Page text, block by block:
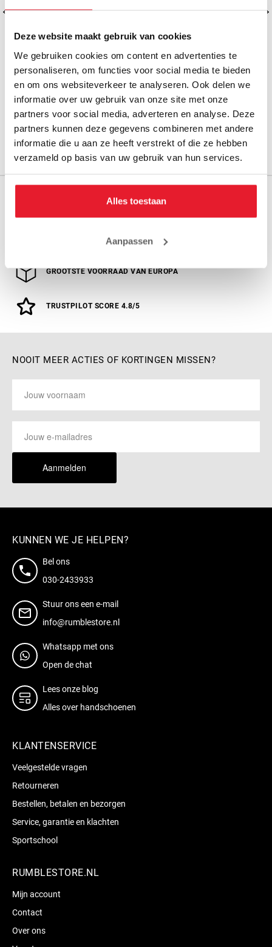
Deze website maakt gebruik van cookies
We gebruiken cookies om content en advertenties te
personaliseren, om functies voor social media te bieden
en om ons websiteverkeer te analyseren. Ook delen we
informatie over uw gebruik van onze site met onze
partners voor social media, adverteren en analyse. Deze
partners kunnen deze gegevens combineren met andere
informatie die u aan ze heeft verstrekt of die ze hebben
verzameld op basis van uw gebruik van hun services.
Alles toestaan
Aanpassen
Rumble Bitje Rood
€5.50 €4.95
GRATIS VERZENDING VANAF € 100,-
GRATIS CADEAU’S BIJ BESTELLINGEN VANAF €150
GROOTSTE VOORRAAD VAN EUROPA
TRUSTPILOT SCORE 4.8/5
NOOIT MEER ACTIES OF KORTINGEN MISSEN?
Aanmelden
KUNNEN WE JE HELPEN?
Bel ons
030-2433933
Stuur ons een e-mail
info@rumblestore.nl
Whatsapp met ons
Open de chat
Lees onze blog
Alles over handschoenen
KLANTENSERVICE
Veelgestelde vragen
Retourneren
Bestellen, betalen en bezorgen
Service, garantie en klachten
Sportschool
RUMBLESTORE.NL
Mijn account
Contact
Over ons